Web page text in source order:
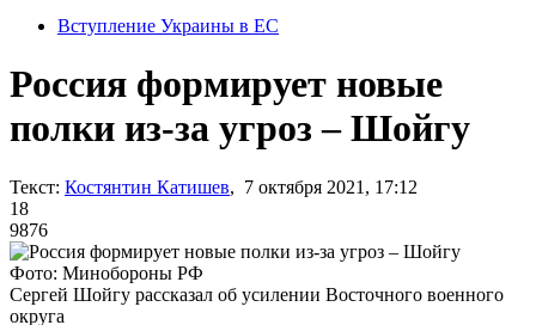
Вступление Украины в ЕС
Россия формирует новые
полки из-за угроз – Шойгу
Текст: Костянтин Катишев, 7 октября 2021, 17:12
18
9876
Фото: Минобороны РФ
Сергей Шойгу рассказал об усилении Восточного военного
округа